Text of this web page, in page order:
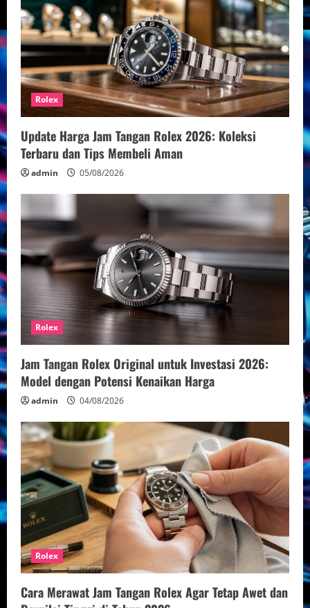
Rolex
Update Harga Jam Tangan Rolex 2026: Koleksi
Terbaru dan Tips Membeli Aman
admin 05/08/2026
Rolex
Jam Tangan Rolex Original untuk Investasi 2026:
Model dengan Potensi Kenaikan Harga
admin 04/08/2026
Rolex
Cara Merawat Jam Tangan Rolex Agar Tetap Awet dan